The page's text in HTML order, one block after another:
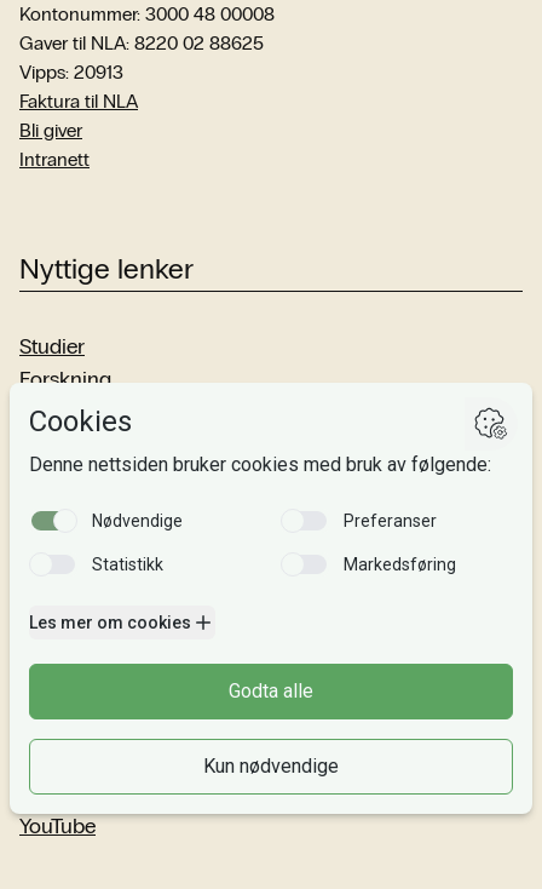
Kontonummer: 3000 48 00008
Gaver til NLA: 8220 02 88625
Vipps: 20913
Faktura til NLA
Bli giver
Intranett
Nyttige lenker
Studier
Forskning
Om oss
Si fra!
Følg oss
TikTok
LinkedIn
YouTube